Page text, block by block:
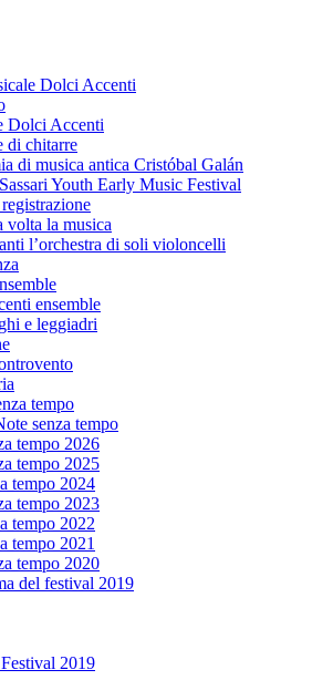
Dolci Accenti
Dolci Accenti
di chitarre
di musica antica Cristóbal Galán
Youth Early Music Festival
volta la musica
l’orchestra di soli violoncelli
ensemble
e leggiadri
tempo
senza tempo
tempo 2026
tempo 2025
tempo 2024
tempo 2023
tempo 2022
tempo 2021
tempo 2020
del festival 2019
2019